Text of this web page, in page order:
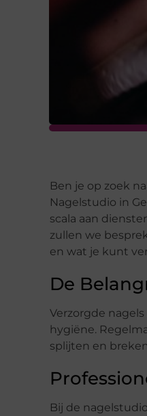
Ben je op zoek
Nagelstudio in
scala aan
zullen we
en wat je kunt
De
Verzorgde
hygiëne.
splijten en
Bij de